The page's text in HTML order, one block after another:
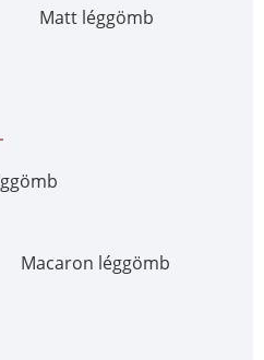
Matt léggömb
Macaron léggömb